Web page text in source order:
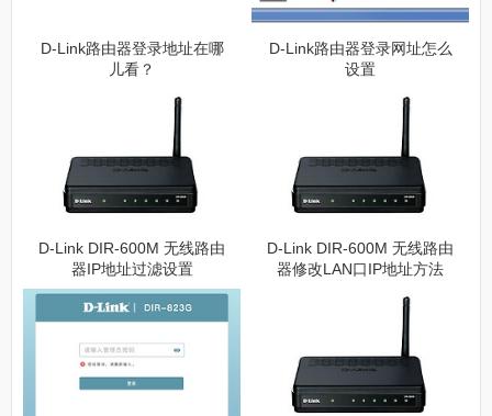
D-Link路由器登录地址在哪
儿看？
D-Link路由器登录网址怎么
设置
D-Link DIR-600M 无线路由
器IP地址过滤设置
D-Link DIR-600M 无线路由
器修改LAN口IP地址方法